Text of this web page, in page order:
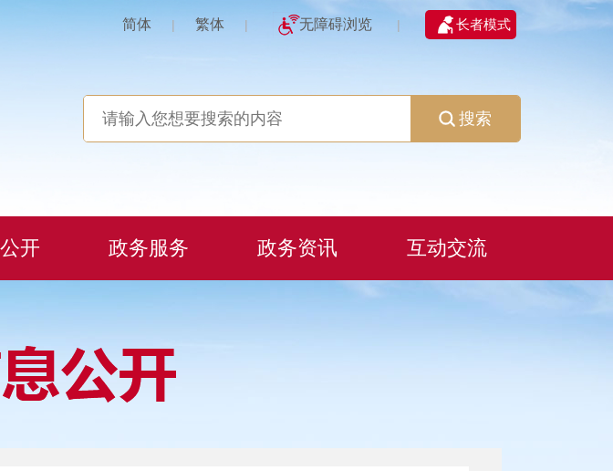
简体 | 繁体 | 无障碍浏览 | 长者模式
搜索
开 政务服务 政务资讯 互动交流